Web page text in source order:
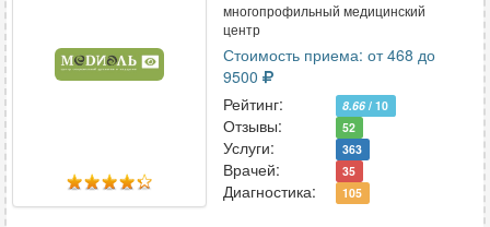
многопрофильный медицинский
центр
Стоимость приема: от 468 до
9500
Рейтинг:
8.66 / 10
Отзывы: 52
Услуги: 363
Врачей: 35
Диагностика: 105